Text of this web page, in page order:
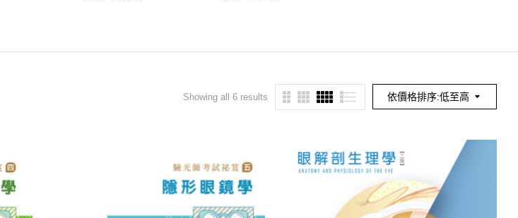
依價格排序:低至高
Showing all 6 results